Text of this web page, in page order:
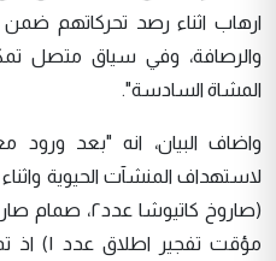
ارهاب اثناء رصد تحركاتهم ضمن
المشاة السادسة".
واضاف البيان، انه "بعد ورود
لاستهداف المنشآت الحيوية
مؤقت